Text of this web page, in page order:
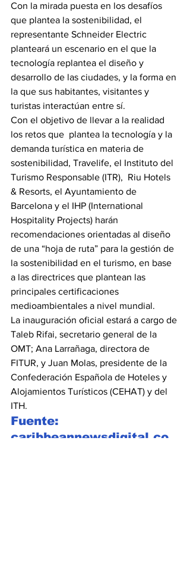
Con la mirada puesta en los desafíos
que plantea la sostenibilidad, el
representante Schneider Electric
planteará un escenario en el que la
tecnología replantea el diseño y
desarrollo de las ciudades, y la forma en
la que sus habitantes, visitantes y
turistas interactúan entre sí.
Con el objetivo de llevar a la realidad
los retos que  plantea la tecnología y la
demanda turística en materia de
sostenibilidad, Travelife, el Instituto del
Turismo Responsable (ITR),  Riu Hotels
& Resorts, el Ayuntamiento de
Barcelona y el IHP (International
Hospitality Projects) harán
recomendaciones orientadas al diseño
de una “hoja de ruta” para la gestión de
la sostenibilidad en el turismo, en base
a las directrices que plantean las
principales certificaciones
medioambientales a nivel mundial.
La inauguración oficial estará a cargo de
Taleb Rifai, secretario general de la
OMT; Ana Larrañaga, directora de
FITUR, y Juan Molas, presidente de la
Confederación Española de Hoteles y
Alojamientos Turísticos (CEHAT) y del
ITH.
Fuente:
caribbeannewsdigital.co